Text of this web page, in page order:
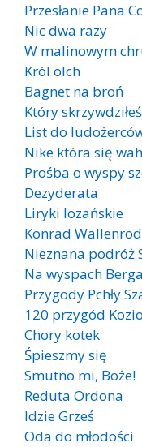
Przesłanie Pana
Nic dwa razy
W malinowym
Król olch
Bagnet na broń
Który skrzywdziłeś
List do
Nike która się
Prośba o wyspy
Dezyderata
Liryki lozańskie
Konrad Wallenrod
Nieznana podróż
Na wyspach
Przygody Pchły
120 przygód
Chory kotek
Śpieszmy się
Smutno mi, Boże!
Reduta Ordona
Idzie Grześ
Oda do młodości